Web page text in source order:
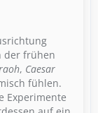
der frühen
, Caesar
fühlen.
Experimente